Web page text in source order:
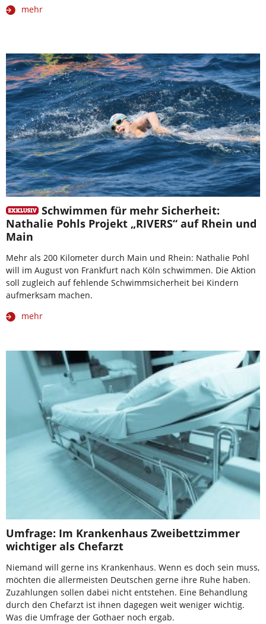
mehr
Schwimmen für mehr Sicherheit:
Nathalie Pohls Projekt „RIVERS“ auf Rhein und
Main
Mehr als 200 Kilometer durch Main und Rhein: Nathalie Pohl
will im August von Frankfurt nach Köln schwimmen. Die Aktion
soll zugleich auf fehlende Schwimmsicherheit bei Kindern
aufmerksam machen.
mehr
Umfrage: Im Krankenhaus Zweibettzimmer
wichtiger als Chefarzt
Niemand will gerne ins Krankenhaus. Wenn es doch sein muss,
möchten die allermeisten Deutschen gerne ihre Ruhe haben.
Zuzahlungen sollen dabei nicht entstehen. Eine Behandlung
durch den Chefarzt ist ihnen dagegen weit weniger wichtig.
Was die Umfrage der Gothaer noch ergab.